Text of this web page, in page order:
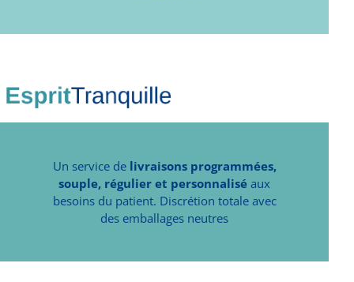
Un service de livraisons programmées,
souple, régulier et personnalisé aux
besoins du patient. Discrétion totale avec
des emballages neutres